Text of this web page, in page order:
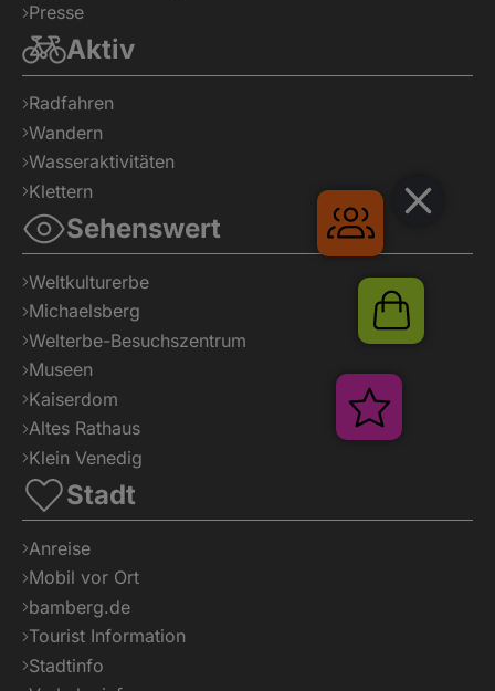
Presse
Aktiv
Radfahren
Wandern
Wasseraktivitäten
Klettern
Sehenswert
Weltkulturerbe
Michaelsberg
Welterbe-Besuchszentrum
Museen
Kaiserdom
Altes Rathaus
Klein Venedig
Stadt
Anreise
Mobil vor Ort
bamberg.de
Tourist Information
Stadtinfo